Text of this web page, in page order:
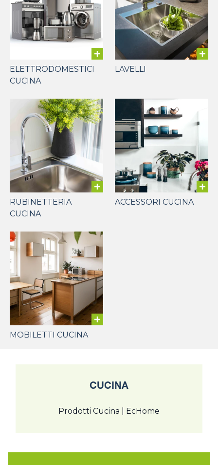
ELETTRODOMESTICI
CUCINA
LAVELLI
RUBINETTERIA
CUCINA
ACCESSORI CUCINA
MOBILETTI CUCINA
CUCINA
Prodotti Cucina | EcHome